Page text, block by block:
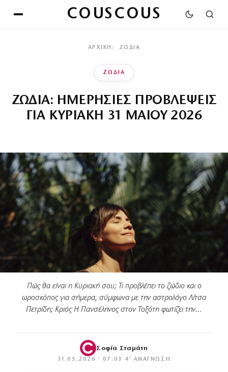
COUSCOUS
ΑΡΧΙΚΉ ΖΩΔΙΑ
ΖΩΔΙΑ
ΖΩΔΙΑ: ΗΜΕΡΗΣΙΕΣ ΠΡΟΒΛΕΨΕΙΣ
ΓΙΑ ΚΥΡΙΑΚΗ 31 ΜΑΙΟΥ 2026
Πώς θα είναι η Κυριακή σου; Τι προβλέπει το ζώδιο και ο
ωροσκόπος για σήμερα, σύμφωνα με την αστρολόγο Λίτσα
Πετρίδη; Κριός Η Πανσέληνος στον Τοξότη φωτίζει την…
Σοφία Σταμάτη
31.05.2026 · 07:03 · 4′ ΑΝΆΓΝΩΣΗ